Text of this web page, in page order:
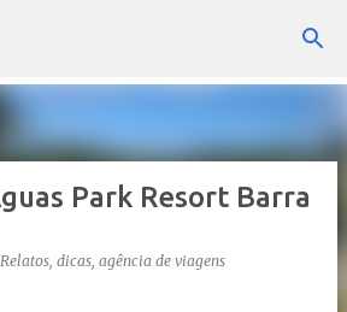
o conteúdo principal
Park Resort Barra
dicas, agência de viagens